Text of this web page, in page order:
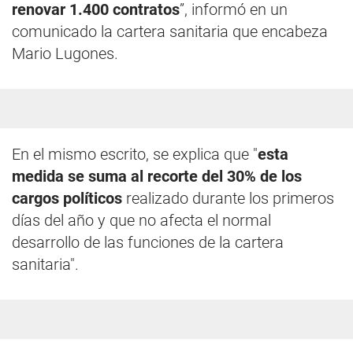
renovar 1.400 contratos”, informó en un
comunicado la cartera sanitaria que encabeza
Mario Lugones.
En el mismo escrito, se explica que "esta
medida se suma al recorte del 30% de los
cargos políticos realizado durante los primeros
días del año y que no afecta el normal
desarrollo de las funciones de la cartera
sanitaria".